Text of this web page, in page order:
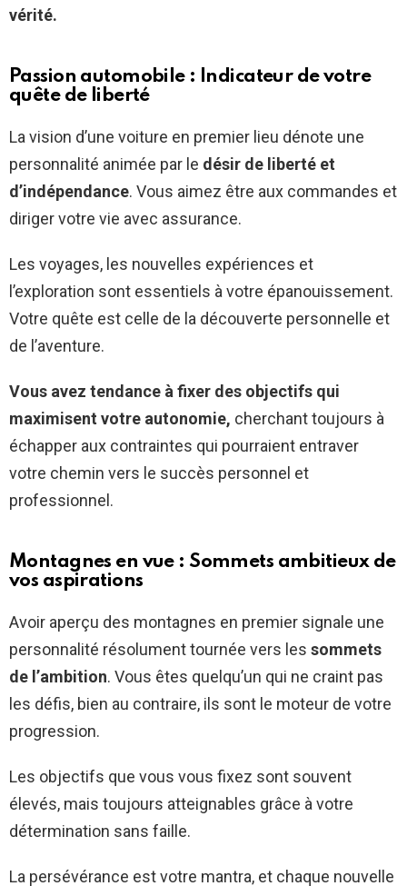
vérité.
Passion automobile : Indicateur de votre
quête de liberté
La vision d’une voiture en premier lieu dénote une
personnalité animée par le désir de liberté et
d’indépendance. Vous aimez être aux commandes et
diriger votre vie avec assurance.
Les voyages, les nouvelles expériences et
l’exploration sont essentiels à votre épanouissement.
Votre quête est celle de la découverte personnelle et
de l’aventure.
Vous avez tendance à fixer des objectifs qui
maximisent votre autonomie, cherchant toujours à
échapper aux contraintes qui pourraient entraver
votre chemin vers le succès personnel et
professionnel.
Montagnes en vue : Sommets ambitieux de
vos aspirations
Avoir aperçu des montagnes en premier signale une
personnalité résolument tournée vers les sommets
de l’ambition. Vous êtes quelqu’un qui ne craint pas
les défis, bien au contraire, ils sont le moteur de votre
progression.
Les objectifs que vous vous fixez sont souvent
élevés, mais toujours atteignables grâce à votre
détermination sans faille.
La persévérance est votre mantra, et chaque nouvelle